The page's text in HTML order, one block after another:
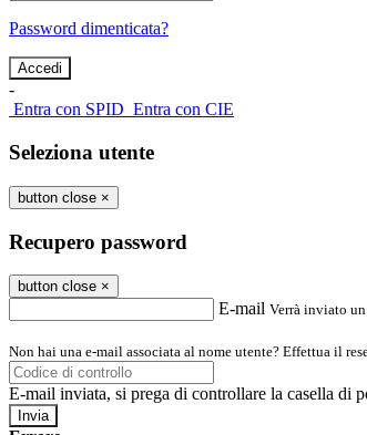
Password dimenticata?
-
Entra con SPID Entra con CIE
Seleziona utente
button close ×
Recupero password
button close ×
E-mail Verrà inviato
Non hai una e-mail associata al nome utente? Effettua il
E-mail inviata, si prega di controllare la casella di